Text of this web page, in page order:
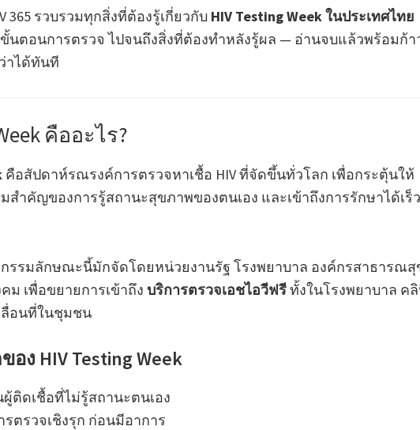
365 รวบรวมทุกสิ่งที่ต้องรู้เกี่ยวกับ HIV Testing Week ในประเทศไทย
นตอนการตรวจ ไปจนถึงสิ่งที่ต้องทำหลังรู้ผล — อ่านจบแล้วพร้อมก้า
าได้ทันที
คืออะไร?
คือสัปดาห์รณรงค์การตรวจหาเชื้อ HIV ที่จัดขึ้นทั่วโลก เพื่อกระตุ้นให้
สำคัญของการรู้สถานะสุขภาพของตนเอง และเข้าถึงการรักษาได้เร็ว
กรรมลักษณะนี้มักจัดโดยหน่วยงานรัฐ โรงพยาบาล องค์กรสาธารณสุ
ม เพื่อขยายการเข้าถึง บริการตรวจเอชไอวีฟรีทั้งในโรงพยาบาล ค
อนที่ในชุมชน
ง HIV Testing Week
ติดเชื้อที่ไม่รู้สถานะตนเอง
รตรวจเชิงรุก ก่อนมีอาการ